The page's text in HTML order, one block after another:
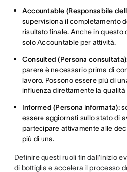
Accountable (Responsabile
supervisiona il completamento
risultato finale. Anche in questo
solo Accountable per attività.
Consulted (Persona consultata):
parere è necessario prima di
lavoro. Possono essere più di
influenza direttamente la qualità
Informed (Persona informata):
essere aggiornati sullo stato di
partecipare attivamente alle
più di una.
Definire questi ruoli fin dall’inizio
di bottiglia e accelera il processo